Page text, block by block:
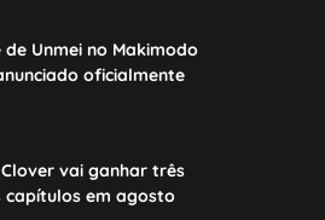
de Unmei no Makimodo
oficialmente
vai ganhar três
capítulos em agosto